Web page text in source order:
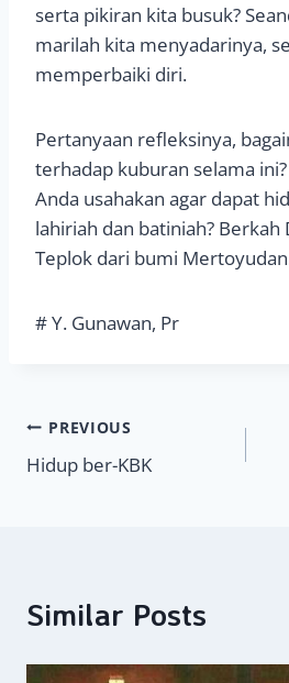
serta pikiran kita busuk?
marilah kita menyadarinya,
memperbaiki diri.
Pertanyaan refleksinya,
terhadap kuburan selama
Anda usahakan agar dapat
lahiriah dan batiniah? Berkah
Teplok dari bumi
# Y. Gunawan, Pr
Navigasi
pos
PREVIOUS
Hidup ber-KBK
Similar Posts